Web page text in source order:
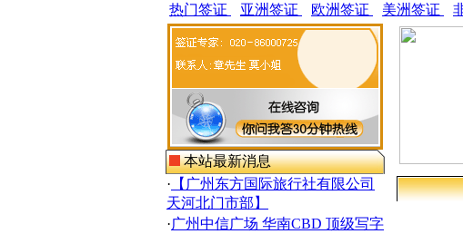
热门签证 亚洲签证 欧洲签证 美洲签证
本站最新消息
· 【广州东方国际旅行社有限公司
天河北门市部】
·广州中信广场 华南CBD 顶级写字